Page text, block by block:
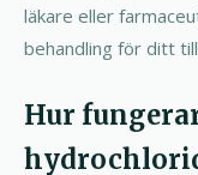
läkare eller
behandling för ditt
Hur